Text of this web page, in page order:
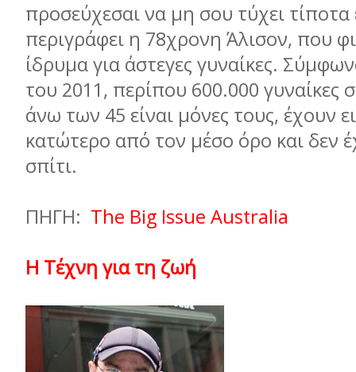
προσεύχεσαι να µη σου τύχει τίποτα
περιγράφει η 78χρονη Άλισον, που
ίδρυµα για άστεγες γυναίκες.
του 2011, περίπου 600.000 γυναίκες
άνω των 45 είναι µόνες τους, έχουν
κατώτερο από τον µέσο όρο και δεν
σπίτι.
ΠΗΓΗ: The Big Issue Australia
Η Τέχνη για τη ζωή